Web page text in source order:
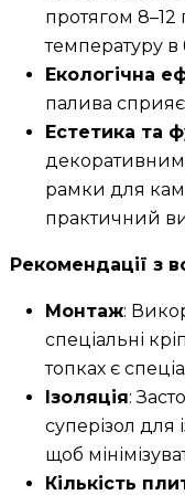
протягом 8–12
температуру в
Екологічна
палива
Естетика та
рамки для
практичний
Рекомендації з
Монтаж:
спеціальні
топках є
Ізоляція:
суперізол для
щоб
Кількість